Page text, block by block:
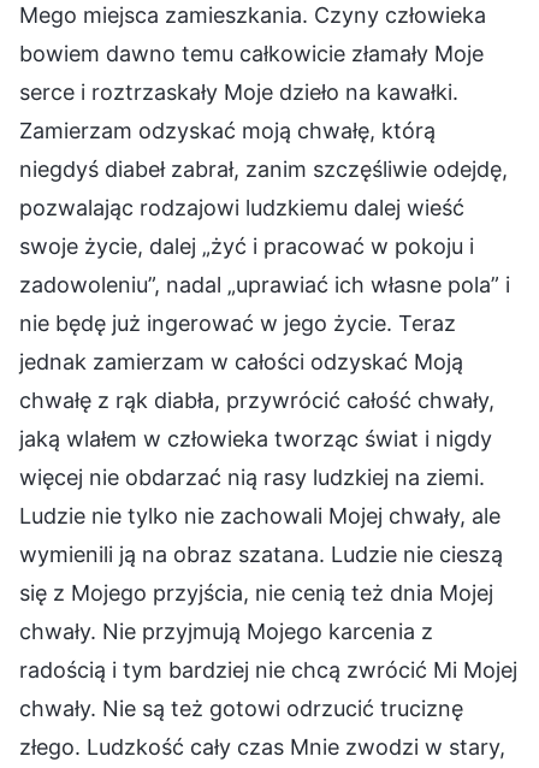
Mego miejsca zamieszkania. Czyny człowieka
bowiem dawno temu całkowicie złamały Moje
serce i roztrzaskały Moje dzieło na kawałki.
Zamierzam odzyskać moją chwałę, którą
niegdyś diabeł zabrał, zanim szczęśliwie odejdę,
pozwalając rodzajowi ludzkiemu dalej wieść
swoje życie, dalej „żyć i pracować w pokoju i
zadowoleniu”, nadal „uprawiać ich własne pola” i
nie będę już ingerować w jego życie. Teraz
jednak zamierzam w całości odzyskać Moją
chwałę z rąk diabła, przywrócić całość chwały,
jaką wlałem w człowieka tworząc świat i nigdy
więcej nie obdarzać nią rasy ludzkiej na ziemi.
Ludzie nie tylko nie zachowali Mojej chwały, ale
wymienili ją na obraz szatana. Ludzie nie cieszą
się z Mojego przyjścia, nie cenią też dnia Mojej
chwały. Nie przyjmują Mojego karcenia z
radością i tym bardziej nie chcą zwrócić Mi Mojej
chwały. Nie są też gotowi odrzucić truciznę
złego. Ludzkość cały czas Mnie zwodzi w stary,